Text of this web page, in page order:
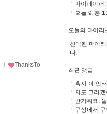
ｌ ThanksTo
마이페이퍼:
오늘 9, 총
오늘의 마이리
선택된 마이
다.
최근 댓글
혹시 이 인
저도 그러겠
반가워요,
구상에서